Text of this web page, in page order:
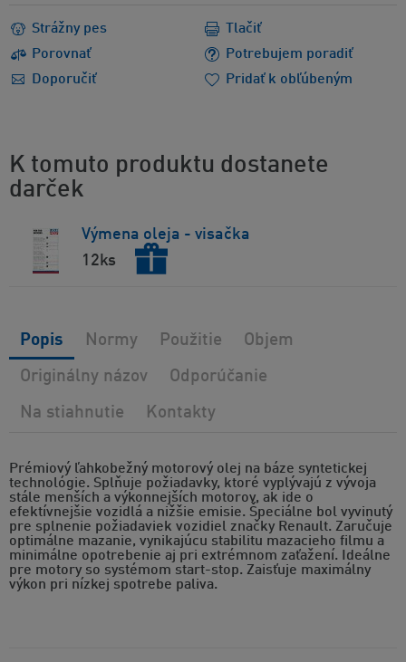
Strážny pes
Porovnať
Potrebujem poradiť
Doporučiť
Tlačiť
Pridať k obľúbeným
K tomuto produktu dostanete
darček
Výmena oleja - visačka
12ks
Prémiový ľahkobežný motorový olej na báze syntetickej
technológie. Splňuje požiadavky, ktoré vyplývajú z vývoja
stále menších a výkonnejších motorov, ak ide o
efektívnejšie vozidlá a nižšie emisie. Špeciálne bol vyvinutý
pre splnenie požiadaviek vozidiel značky Renault. Zaručuje
optimálne mazanie, vynikajúcu stabilitu mazacieho filmu a
minimálne opotrebenie aj pri extrémnom zaťažení. Ideálne
pre motory so systémom start-stop. Zaisťuje maximálny
výkon pri nízkej spotrebe paliva.
Popis Normy Použitie Objem
Originálny názov Odporúčanie
Na stiahnutie Kontakty